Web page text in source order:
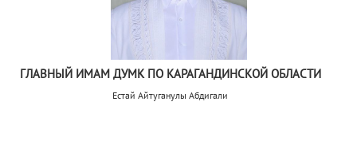
ГЛАВНЫЙ ИМАМ ДУМК ПО КАРАГАНДИНСКОЙ ОБЛАСТИ
Естай Айтуганулы Абдигали